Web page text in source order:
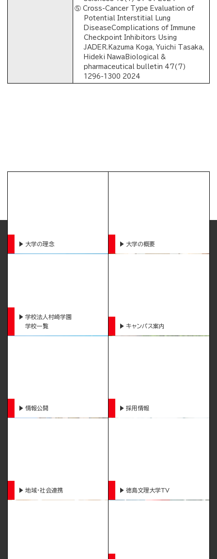
⑤ Cross-Cancer Type Evaluation of
Potential Interstitial Lung
DiseaseComplications of Immune
Checkpoint Inhibitors Using
JADER.Kazuma Koga, Yuichi Tasaka,
Hideki NawaBiological &
pharmaceutical bulletin 47(7)
1296-1300 2024
大学の理念 大学の概要
学校法人村崎学園
学校一覧
キャンパス案内
情報公開 採用情報
地域・社会連携 徳島文理大学TV